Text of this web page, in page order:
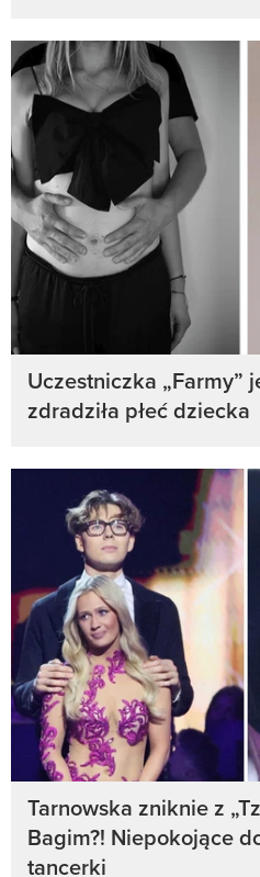
Uczestniczka „Farmy”
zdradziła płeć dziecka
Tarnowska zniknie z
Bagim?! Niepokojące
tancerki